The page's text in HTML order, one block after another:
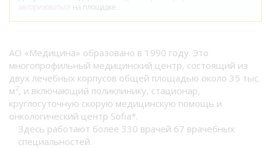
авторизоваться на площадке.
АО «Медицина» образовано в 1990 году. Это
многопрофильный медицинский центр, состоящий из
двух лечебных корпусов общей площадью около 35 тыс.
м 2, и включающий поликлинику, стационар,
круглосуточную скорую медицинскую помощь и
онкологический центр Sofia*.
Здесь работают более 330 врачей 67 врачебных
специальностей.